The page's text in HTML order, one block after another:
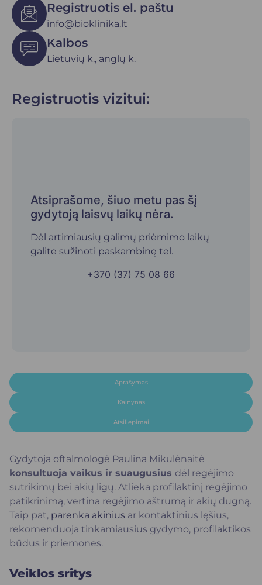
Registruotis el. paštu
info@bioklinika.lt
Kalbos
Lietuvių k., anglų k.
Registruotis vizitui:
Atsiprašome, šiuo metu pas šį
gydytoją laisvų laikų nėra.
Dėl artimiausių galimų priėmimo laikų
galite sužinoti paskambinę tel.
+370 (37) 75 08 66
Aprašymas
Kainynas
Atsiliepimai
Gydytoja oftalmologė Paulina Mikulėnaitė
konsultuoja vaikus ir suaugusius dėl regėjimo
sutrikimų bei akių ligų. Atlieka profilaktinį regėjimo
patikrinimą, vertina regėjimo aštrumą ir akių dugną.
Taip pat, parenka akinius ar kontaktinius lęšius,
rekomenduoja tinkamiausius gydymo, profilaktikos
būdus ir priemones.
Veiklos sritys